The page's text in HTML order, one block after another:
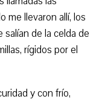
me llevaron allí, los
de la celda de
rígidos por el
y con frío,